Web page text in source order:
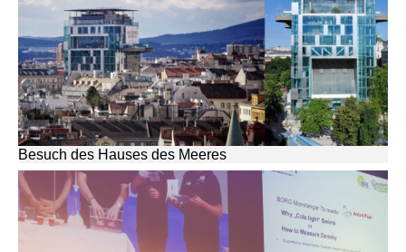
Besuch des Hauses des Meeres